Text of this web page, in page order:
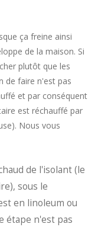
ça freine ainsi
de la maison. Si
plutôt que les
de faire n'est pas
et par conséquent
est réchauffé par
Nous vous
de l'isolant (le
sous le
en linoleum ou
étape n'est pas